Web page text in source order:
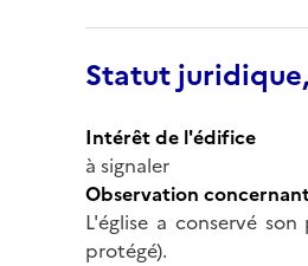
Statut
Intérêt de l'édifice
à signaler
Observation
L'église a conservé
protégé).